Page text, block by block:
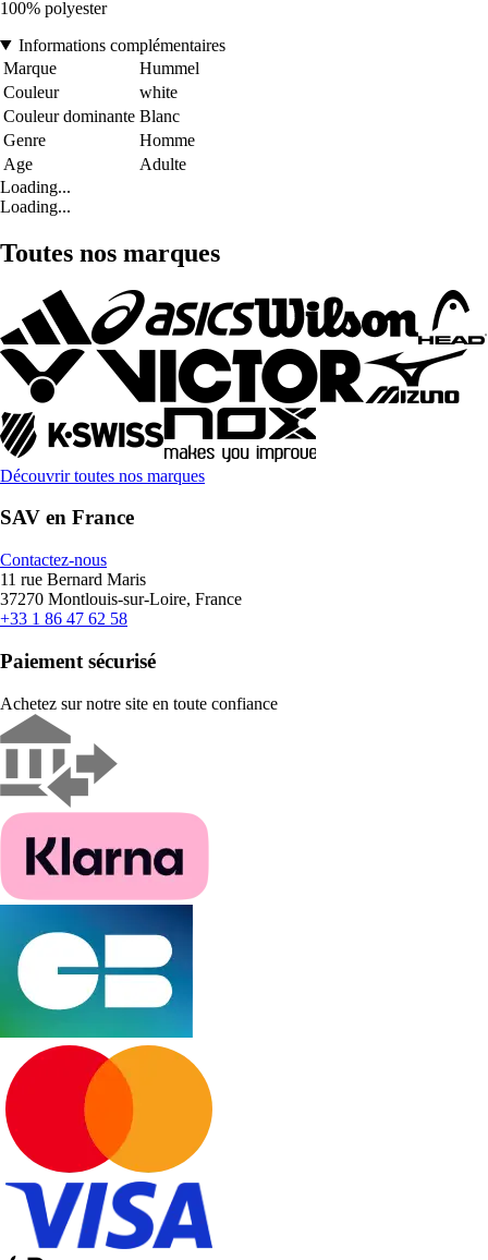
100% polyester
Informations complémentaires
Marque
Hummel
Couleur
white
Couleur dominante Blanc
Genre
Homme
Age
Adulte
Loading...
Loading...
Toutes nos marques
Découvrir toutes nos marques
SAV en France
Contactez-nous
11 rue Bernard Maris
37270 Montlouis-sur-Loire, France
+33 1 86 47 62 58
Paiement sécurisé
Achetez sur notre site en toute confiance